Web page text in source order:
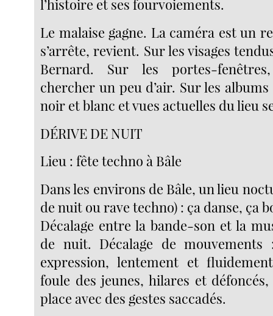
l’histoire et ses fourvoiements.
Le malaise gagne. La caméra est un
s’arrête, revient. Sur les visages
Bernard. Sur les portes-
chercher un peu d’air. Sur les
noir et blanc et vues actuelles du lieu
DÉRIVE DE NUIT
Lieu : fête techno à Bâle
Dans les environs de Bâle, un lieu
de nuit ou rave techno) : ça danse, ça
Décalage entre la bande-son et la
de nuit. Décalage de mouvements
expression, lentement et
foule des jeunes, hilares et
place avec des gestes saccadés.